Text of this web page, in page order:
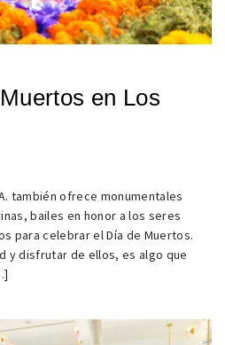
en Los
también ofrece monumentales
bailes en honor a los seres
para celebrar el Día de Muertos.
y disfrutar de ellos, es algo que